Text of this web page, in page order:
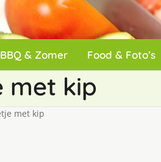
BBQ & Zomer Food & Foto’s
met kip
met kip